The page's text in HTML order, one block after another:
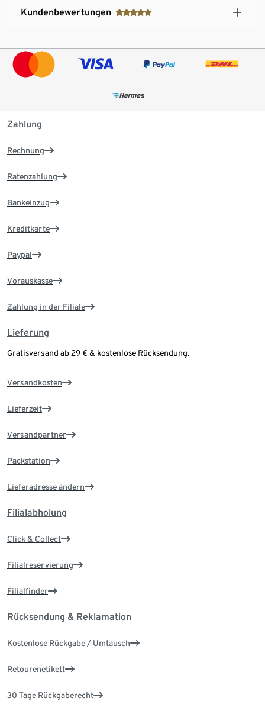
Kundenbewertungen
Zahlung
Rechnung
Ratenzahlung
Bankeinzug
Kreditkarte
Paypal
Vorauskasse
Zahlung in der Filiale
Lieferung
Gratisversand ab 29 € & kostenlose Rücksendung.
Versandkosten
Lieferzeit
Versandpartner
Packstation
Lieferadresse ändern
Filialabholung
Click & Collect
Filialreservierung
Filialfinder
Rücksendung & Reklamation
Kostenlose Rückgabe / Umtausch
Retourenetikett
30 Tage Rückgaberecht